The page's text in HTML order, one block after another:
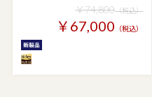
￥74,800（税込）
￥67,000 （税込）